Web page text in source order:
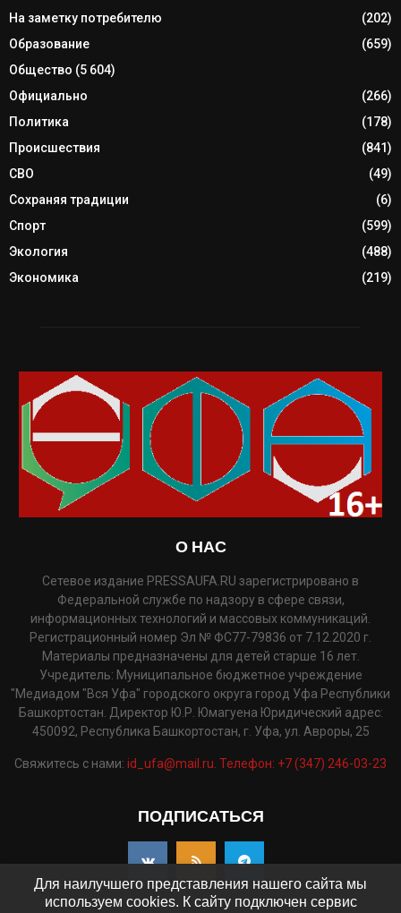
На заметку потребителю
(202)
Образование
(659)
Общество (5 604)
Официально
(266)
Политика
(178)
Происшествия
(841)
СВО
(49)
Сохраняя традиции
(6)
Спорт
(599)
Экология
(488)
Экономика
(219)
О НАС
Сетевое издание PRESSAUFA.RU зарегистрировано в
Федеральной службе по надзору в сфере связи,
информационных технологий и массовых коммуникаций.
Регистрационный номер Эл № ФС77-79836 от 7.12.2020 г.
Материалы предназначены для детей старше 16 лет.
Учредитель: Муниципальное бюджетное учреждение
"Медиадом "Вся Уфа" городского округа город Уфа Республики
Башкортостан. Директор Ю.Р. Юмагуена Юридический адрес:
450092, Республика Башкортостан, г. Уфа, ул. Авроры, 25
Свяжитесь с нами: id_ufa@mail.ru. Телефон: +7 (347) 246-03-23
ПОДПИСАТЬСЯ
Для наилучшего представления нашего сайта мы
используем cookies. К сайту подключен сервис